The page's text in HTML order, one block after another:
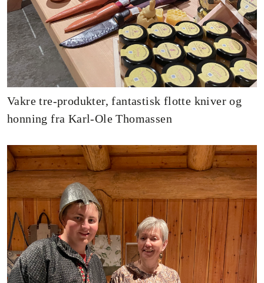
Vakre tre-produkter, fantastisk flotte kniver og
honning fra Karl-Ole Thomassen